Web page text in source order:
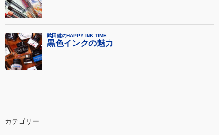
カテゴリー